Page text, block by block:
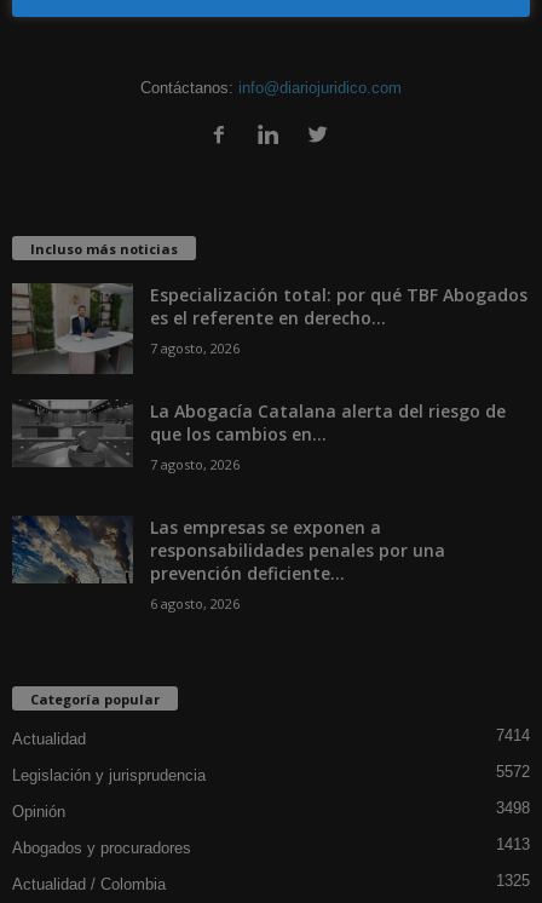
Contáctanos: info@diariojuridico.com
Incluso más noticias
Especialización total: por qué TBF Abogados
es el referente en derecho...
7 agosto, 2026
La Abogacía Catalana alerta del riesgo de
que los cambios en...
7 agosto, 2026
Las empresas se exponen a
responsabilidades penales por una
prevención deficiente...
6 agosto, 2026
Categoría popular
Actualidad 7414
Legislación y jurisprudencia 5572
Opinión 3498
Abogados y procuradores 1413
Actualidad / Colombia 1325